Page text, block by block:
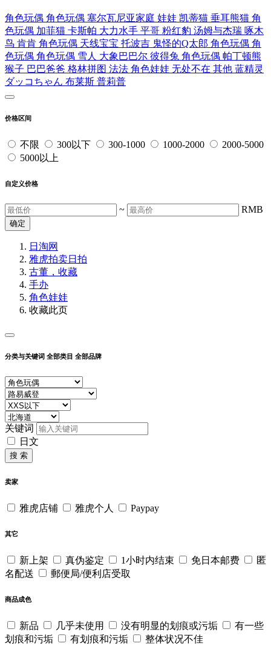
角色玩偶 角色玩偶 塞尔瓦尼亚家庭 娃娃 凯蒂猫 垂耳熊猫 角
色玩偶 加菲猫 卡斯帕 大力水手 平哥 粉红豹 汤姆与杰瑞 啄木
鸟 肯肯 角色玩偶 天线宝宝 托波吉 鬼怪的Q太郎 角色玩偶 角
色玩偶 角色玩偶 雪人 大象巴巴尔 彼得兔 角色玩偶 帕丁顿熊
猴子 巴巴爸爸 格林拼图 法法 角色娃娃 无处不在 其他 蓝精灵
ダッコちゃん 布莱斯 普莉普
价格区间
不限 300以下 300-1000 1000-2000
2000-5000
5000以上
自定义价格
~ RMB
确定
日淘网
雅虎拍卖日拍
古董，收藏
手办
角色娃娃
收藏此页
分类与关键词 全部类目 全部品牌
关键词
日文
搜 索
卖家
雅虎店铺 雅虎个人 Paypay
其它
新上架 真伪鉴定 1小时内结束 免日本邮费
匿
名配送
郵便局/便利店受取
商品成色
新品 几乎未使用 没有明显的划痕或污垢
有一些
划痕和污垢
有划痕和污垢 整体状况不佳